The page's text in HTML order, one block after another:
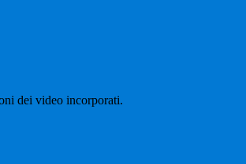
dei video incorporati.